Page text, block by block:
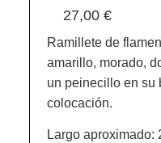
27,00€
Ramillete de
amarillo, morado,
un peinecillo en su
colocación.
Largo aproximado: